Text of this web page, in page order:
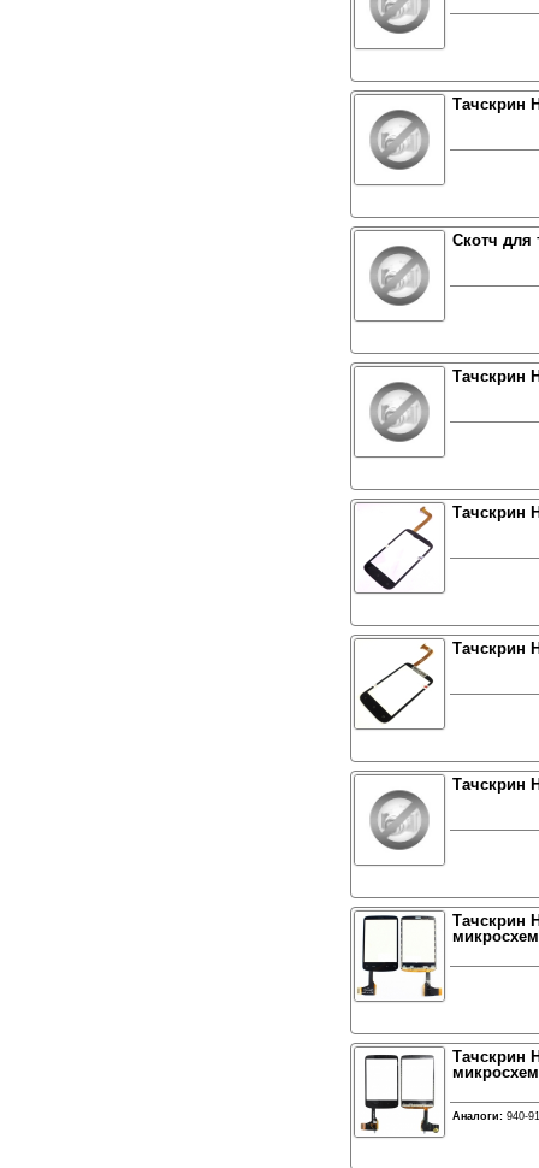
Тачскрин
Скотч для
Тачскрин
Тачскрин
Тачскрин
Тачскрин
Тачскрин
Тачскрин
Аналоги: 940-